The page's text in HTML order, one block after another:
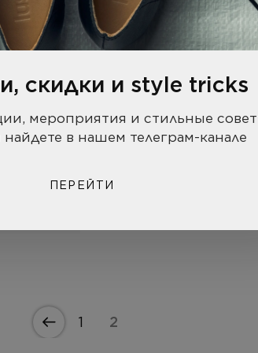
1 2
скидки и style tricks
мероприятия и стильные
найдете в нашем телеграм-канале
ПЕРЕЙТИ